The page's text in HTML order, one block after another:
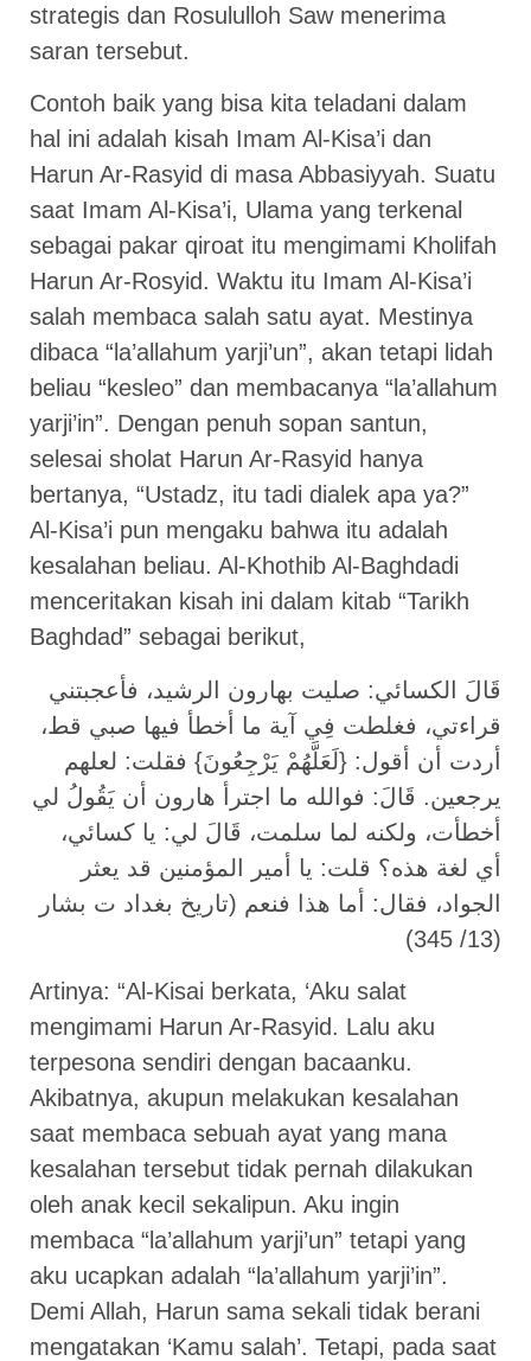
strategis dan Rosululloh Saw menerima
saran tersebut.
Contoh baik yang bisa kita teladani dalam
hal ini adalah kisah Imam Al-Kisa’i dan
Harun Ar-Rasyid di masa Abbasiyyah. Suatu
saat Imam Al-Kisa’i, Ulama yang terkenal
sebagai pakar qiroat itu mengimami Kholifah
Harun Ar-Rosyid. Waktu itu Imam Al-Kisa’i
salah membaca salah satu ayat. Mestinya
dibaca “la’allahum yarji’un”, akan tetapi lidah
beliau “kesleo” dan membacanya “la’allahum
yarji’in”. Dengan penuh sopan santun,
selesai sholat Harun Ar-Rasyid hanya
bertanya, “Ustadz, itu tadi dialek apa ya?”
Al-Kisa’i pun mengaku bahwa itu adalah
kesalahan beliau. Al-Khothib Al-Baghdadi
menceritakan kisah ini dalam kitab “Tarikh
Baghdad” sebagai berikut,
قَالَ الكسائي: صليت بهارون الرشيد، فأعجبتني
قراءتي، فغلطت فِي آية ما أخطأ فيها صبي قط،
أردت أن أقول: {لَعَلَّهُمْ يَرْجِعُونَ} فقلت: لعلهم
يرجعين. قَالَ: فوالله ما اجترأ هارون أن يَقُولُ لي
أخطأت، ولكنه لما سلمت، قَالَ لي: يا كسائي،
أي لغة هذه؟ قلت: يا أمير المؤمنين قد يعثر
الجواد، فقال: أما هذا فنعم (تاريخ بغداد ت بشار
(13/ 345)
Artinya: “Al-Kisai berkata, ‘Aku salat
mengimami Harun Ar-Rasyid. Lalu aku
terpesona sendiri dengan bacaanku.
Akibatnya, akupun melakukan kesalahan
saat membaca sebuah ayat yang mana
kesalahan tersebut tidak pernah dilakukan
oleh anak kecil sekalipun. Aku ingin
membaca “la’allahum yarji’un” tetapi yang
aku ucapkan adalah “la’allahum yarji’in”.
Demi Allah, Harun sama sekali tidak berani
mengatakan ‘Kamu salah’. Tetapi, pada saat